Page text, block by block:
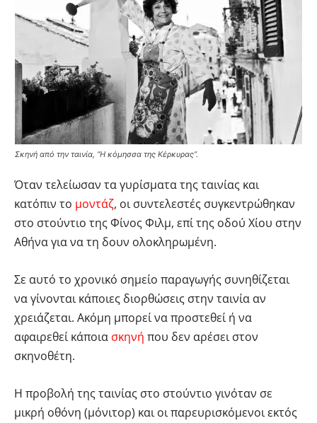
Σκηνή από την ταινία, “Η κόμησσα της Κέρκυρας”.
Όταν τελείωσαν τα γυρίσματα της ταινίας και
κατόπιν το μοντάζ, οι συντελεστές συγκεντρώθηκαν
στο στούντιο της Φίνος Φιλμ, επί της οδού Χίου στην
Αθήνα για να τη δουν ολοκληρωμένη.
Σε αυτό το χρονικό σημείο παραγωγής συνηθίζεται
να γίνονται κάποιες διορθώσεις στην ταινία αν
χρειάζεται. Ακόμη μπορεί να προστεθεί ή να
αφαιρεθεί κάποια σκηνή που δεν αρέσει στον
σκηνοθέτη.
Η προβολή της ταινίας στο στούντιο γινόταν σε
μικρή οθόνη (μόνιτορ) και οι παρευρισκόμενοι εκτός